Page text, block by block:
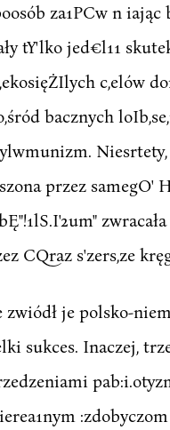
za1PCw n
tY'lko jed€l11
c,elów
bacznych
przez samegO'
CQraz s'zers,ze
zwiódł je polsko-
sukces. Inaczej,